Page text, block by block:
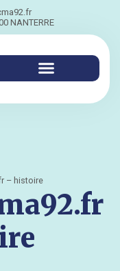
NANTERRE
– histoire